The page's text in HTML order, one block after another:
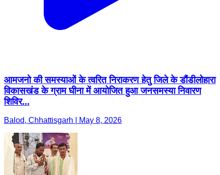
आमजनो की समस्याओं के त्वरित निराकरण हेतु जिले के डौंडीलोहारा
विकासखंड के ग्राम घीना में आयोजित हुआ जनसमस्या निवारण
शिविर...
Balod, Chhattisgarh | May 8, 2026